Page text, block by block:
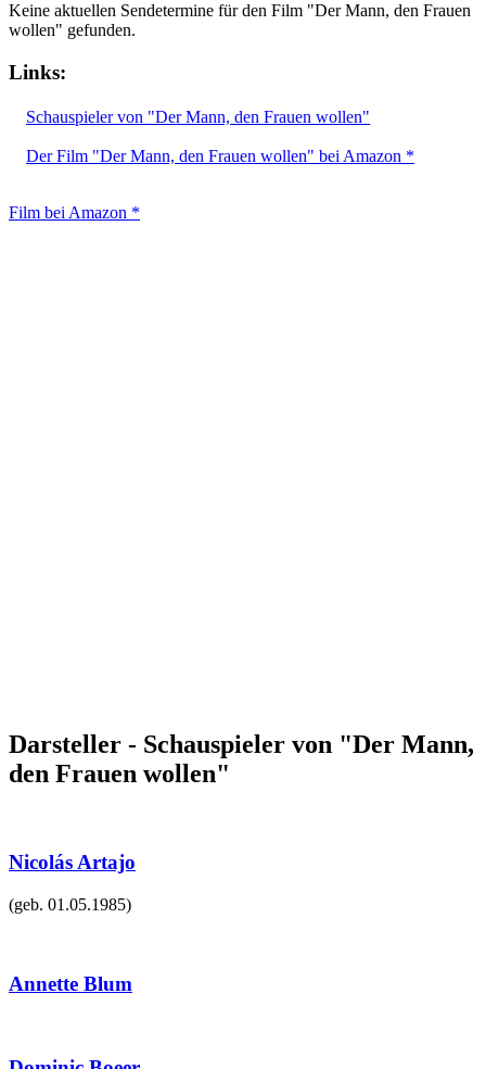
Keine aktuellen Sendetermine für den Film "Der Mann, den Frauen
wollen" gefunden.
Links:
Schauspieler von "Der Mann, den Frauen wollen"
Der Film "Der Mann, den Frauen wollen" bei Amazon *
Film bei Amazon *
Darsteller - Schauspieler von "Der Mann,
den Frauen wollen"
Nicolás Artajo
(geb. 01.05.1985)
Annette Blum